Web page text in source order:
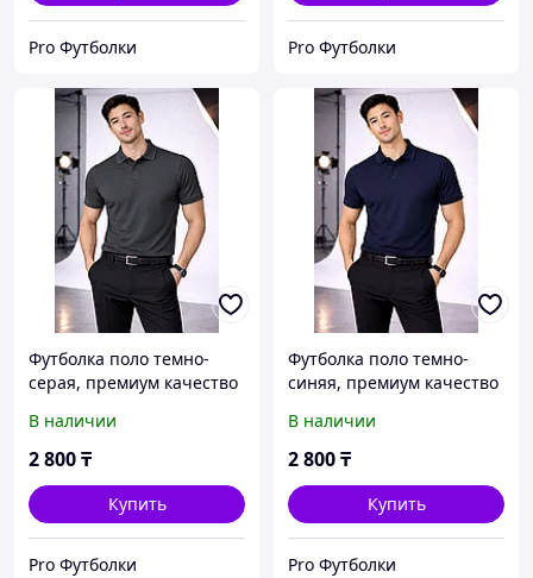
Pro Футболки Pro Футболки
Футболка поло темно-
серая, премиум качество
В наличии
2 800₸
Купить
Pro Футболки
Футболка поло темно-
синяя, премиум качество
В наличии
2 800₸
Купить
Pro Футболки